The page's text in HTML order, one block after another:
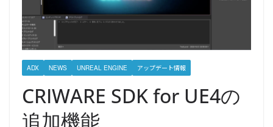
ADX NEWS UNREAL ENGINE アップデート情報
CRIWARE SDK for UE4の
追加機能